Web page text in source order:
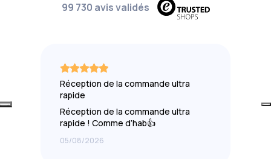
99 730 avis validés
Réception de la commande ultra
rapide
Réception de la commande ultra
rapide ! Comme d’hab👍
05/08/2026